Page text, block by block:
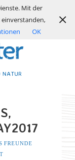
NATUR
FREUNDE
Mit der
OK